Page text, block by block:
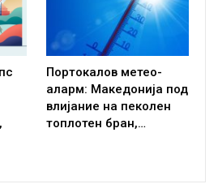
Портокалов метео-
аларм: Македонија под
влијание на пеколен
топлотен бран,…